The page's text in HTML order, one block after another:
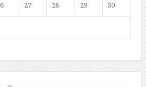
27 28 29 30